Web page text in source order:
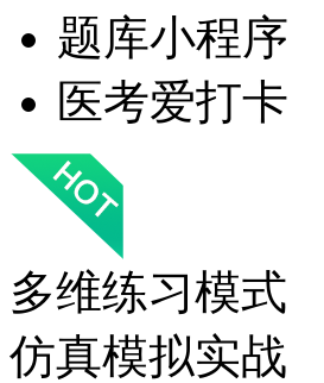
题库小程序
医考爱打卡
多维练习模式
仿真模拟实战